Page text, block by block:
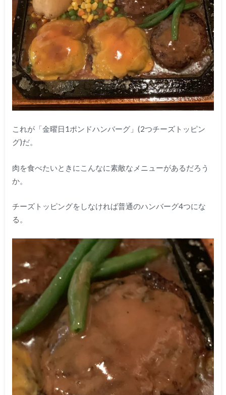
これが「金曜日1ポンドハンバーグ」(2つチーズトッピン
グ)だ。
肉を食べたいときにこんなに素敵なメニューがあるだろう
か。
チーズトッピングをしなければ普通のハンバーグ4つにな
る。